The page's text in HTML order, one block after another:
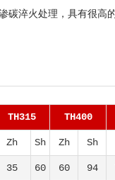
淬火处理，具有很高的
TH315 TH400
Zh Sh Zh Sh
35 60 60 94